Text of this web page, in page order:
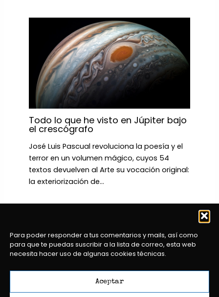
Para poder responder a tus comentarios y mails, así como
para que te puedas suscribir a la lista de correo, esta web
necesita hacer uso de algunas cookies técnicas.
Aceptar
Todo lo que he visto en Júpiter bajo
el crescógrafo
José Luis Pascual revoluciona la poesía y el
terror en un volumen mágico, cuyos 54
textos devuelven al Arte su vocación original:
la exteriorización de…